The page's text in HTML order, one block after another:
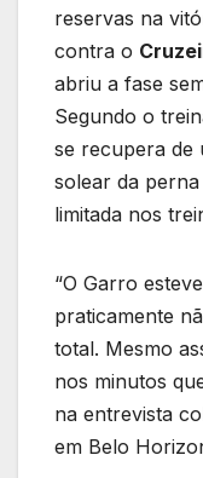
reservas na
contra o
abriu a fase
Segundo o
se recupera de
solear da
limitada nos
“O Garro
praticamente
total. Mesmo
nos minutos
na entrevista
em Belo